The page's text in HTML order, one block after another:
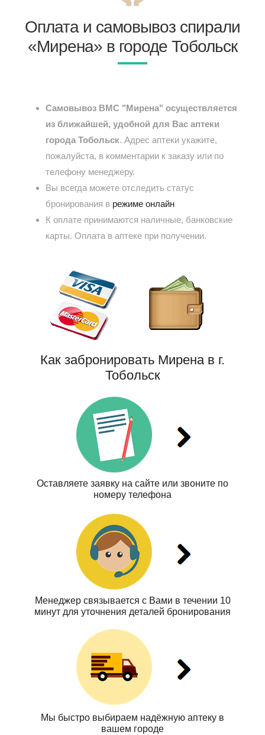
Оплата и самовывоз спирали
«Мирена» в городе Тобольск
Самовывоз ВМС "Мирена" осуществляется
из ближайшей, удобной для Вас аптеки
города Тобольск. Адрес аптеки укажите,
пожалуйста, в комментарии к заказу или по
телефону менеджеру.
Вы всегда можете отследить статус
бронирования в режиме онлайн
К оплате принимаются наличные, банковские
карты. Оплата в аптеке при получении.
Как забронировать Мирена в г.
Тобольск
Оставляете заявку на сайте или звоните по
номеру телефона
Менеджер связывается с Вами в течении 10
минут для уточнения деталей бронирования
Мы быстро выбираем надёжную аптеку в
вашем городе